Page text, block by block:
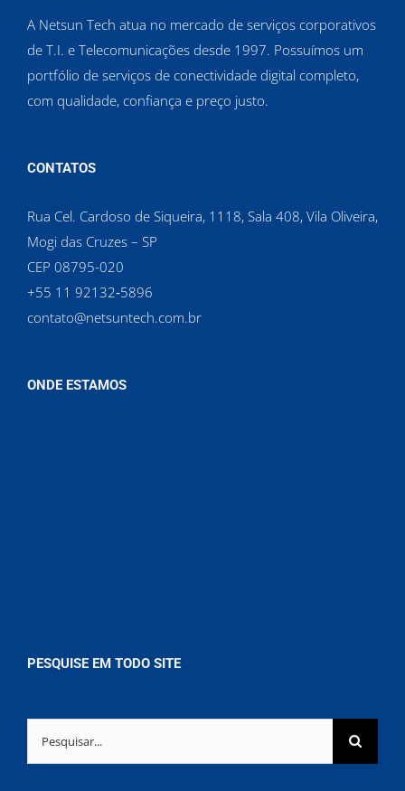
A Netsun Tech atua no mercado de serviços corporativos
de T.I. e Telecomunicações desde 1997. Possuímos um
portfólio de serviços de conectividade digital completo,
com qualidade, confiança e preço justo.
CONTATOS
Rua Cel. Cardoso de Siqueira, 1118, Sala 408, Vila Oliveira,
Mogi das Cruzes – SP
CEP 08795-020
‪+55 11 92132‑5896‬
contato@netsuntech.com.br
ONDE ESTAMOS
PESQUISE EM TODO SITE